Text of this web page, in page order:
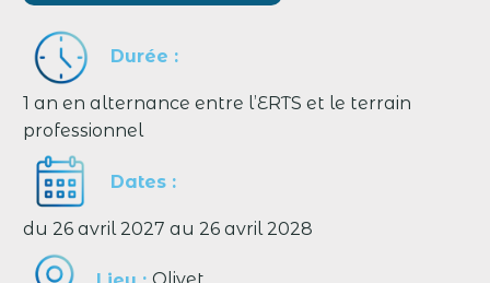
Durée :
1 an en alternance entre l’ERTS et le terrain
professionnel
Dates :
du 26 avril 2027 au 26 avril 2028